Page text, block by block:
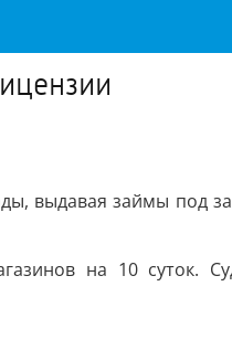
выдавая займы под
на 10 суток.